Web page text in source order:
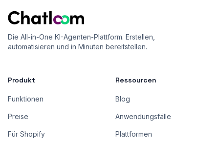
Die All-in-One KI-Agenten-Plattform. Erstellen,
automatisieren und in Minuten bereitstellen.
Produkt
Funktionen
Preise
Für Shopify
Ressourcen
Blog
Anwendungsfälle
Plattformen